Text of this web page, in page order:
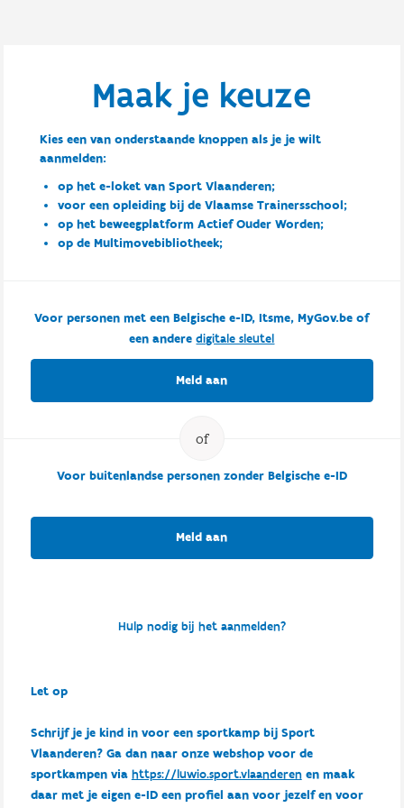
Maak je keuze
Kies een van onderstaande knoppen als je je wilt
aanmelden:
op het e-loket van Sport Vlaanderen;
voor een opleiding bij de Vlaamse Trainersschool;
op het beweegplatform Actief Ouder Worden;
op de Multimovebibliotheek;
Voor personen met een Belgische e-ID, Itsme, MyGov.be of
een anderedigitale sleutel
Meld aan
Voor buitenlandse personen zonder Belgische e-ID
Meld aan
Hulp nodig bij het aanmelden?
Let op
Schrijf je je kind in voor een sportkamp bij Sport
Vlaanderen? Ga dan naar onze webshop voor de
sportkampen via https://luwio.sport.vlaanderenen maak
daar met je eigen e-ID een profiel aan voor jezelf en voor